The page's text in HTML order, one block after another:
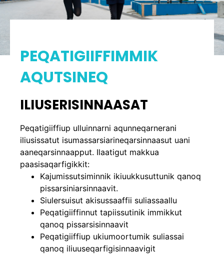
PEQATIGIIFFIMMIK
AQUTSINEQ
ILIUSERISINNAASAT
Peqatigiiffiup ulluinnarni aqunneqarnerani
iliusissatut isumassarsiarineqarsinnaasut uani
aaneqarsinnaapput. Ilaatigut makkua
paasisaqarfigikkit:
Kajumissutsiminnik ikiuukkusuttunik qanoq
pissarsiniarsinnaavit.
Siulersuisut akisussaaffii suliassaallu
Peqatigiiffinnut tapiissutinik immikkut
qanoq pissarsisinnaavit
Peqatigiiffiup ukiumoortumik suliassai
qanoq iliuuseqarfigisinnaavigit